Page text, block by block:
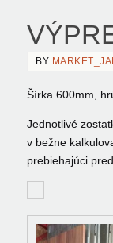
BY
Šírka 600mm,
Jednotlivé
v bežne
prebiehajúci